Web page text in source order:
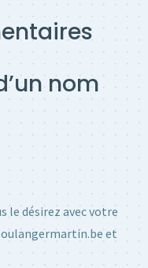
nom
le désirez avec votre
et